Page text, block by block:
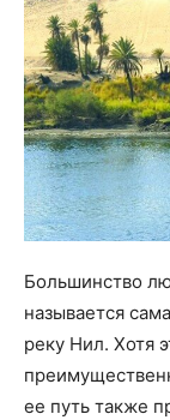
Большинство
называется
реку Нил. Хотя
ее путь также